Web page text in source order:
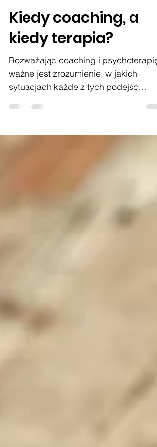
23 kwi 2021
1 minut(y) czytania
Kiedy coaching, a
kiedy terapia?
Rozważając coaching i psychoterapię,
ważne jest zrozumienie, w jakich
sytuacjach każde z tych podejść
będzie najbardziej skuteczne....